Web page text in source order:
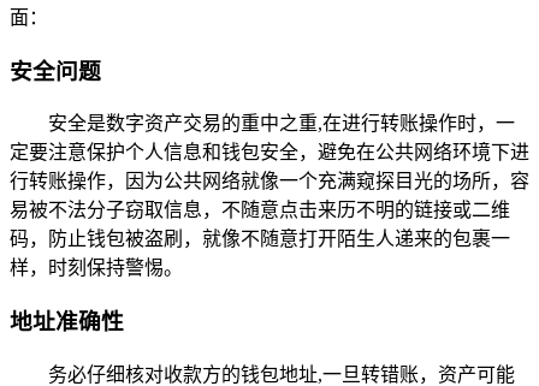
面：
安全问题
安全是数字资产交易的重中之重,在进行转账操作时，一
定要注意保护个人信息和钱包安全，避免在公共网络环境下进
行转账操作，因为公共网络就像一个充满窥探目光的场所，容
易被不法分子窃取信息，不随意点击来历不明的链接或二维
码，防止钱包被盗刷，就像不随意打开陌生人递来的包裹一
样，时刻保持警惕。
地址准确性
务必仔细核对收款方的钱包地址,一旦转错账，资产可能